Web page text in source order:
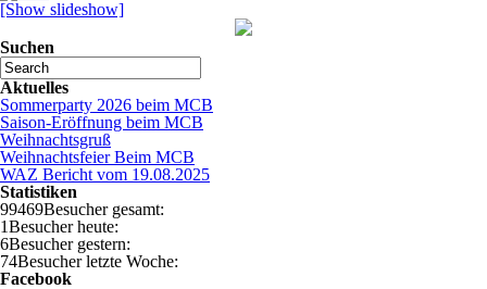
[Show slideshow]
Suchen
Aktuelles
Sommerparty 2026 beim MCB
Saison-Eröffnung beim MCB
Weihnachtsgruß
Weihnachtsfeier Beim MCB
WAZ Bericht vom 19.08.2025
Statistiken
99469Besucher gesamt:
1Besucher heute:
6Besucher gestern:
74Besucher letzte Woche:
Facebook